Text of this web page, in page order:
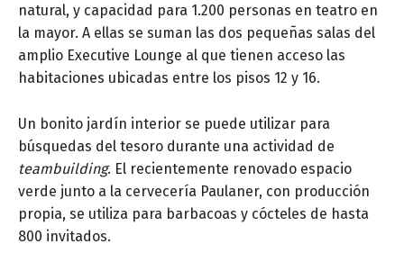
natural, y capacidad para 1.200 personas en teatro en
la mayor. A ellas se suman las dos pequeñas salas del
amplio Executive Lounge al que tienen acceso las
habitaciones ubicadas entre los pisos 12 y 16.
Un bonito jardín interior se puede utilizar para
búsquedas del tesoro durante una actividad de
teambuilding. El recientemente renovado espacio
verde junto a la cervecería Paulaner, con producción
propia, se utiliza para barbacoas y cócteles de hasta
800 invitados.